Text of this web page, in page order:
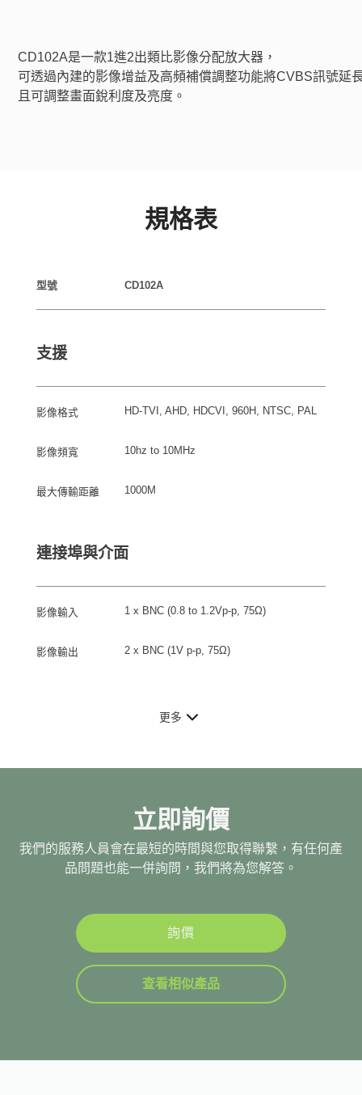
CD102A是一款1進2出類比影像分配放大器，
可透過內建的影像增益及高頻補償調整功能將CVBS訊號延
且可調整畫面銳利度及亮度。
規格表
型號 CD102A
支援
影像格式 HD-TVI, AHD, HDCVI, 960H, NTSC, PAL
影像頻寬 10hz to 10MHz
最大傳輸距離 1000M
連接埠與介面
影像輸入 1 x BNC (0.8 to 1.2Vp-p, 75Ω)
影像輸出 2 x BNC (1V p-p, 75Ω)
更多
立即詢價
我們的服務人員會在最短的時間與您取得聯繫，有任何產
品問題也能一併詢問，我們將為您解答。
詢價
查看相似產品